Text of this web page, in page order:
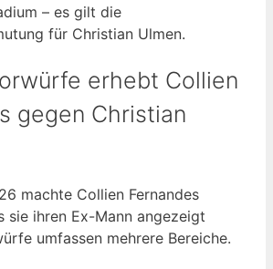
– es gilt die
für Christian Ulmen.
erhebt Collien
gegen Christian
machte Collien Fernandes
sie ihren Ex-Mann angezeigt
umfassen mehrere Bereiche.